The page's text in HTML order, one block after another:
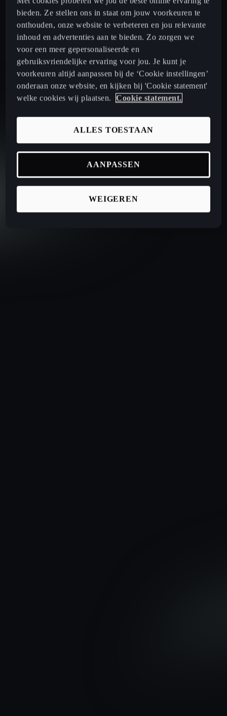
bieden. Ze stellen ons in staat om jouw voorkeuren te
onthouden, onze website te verbeteren en jou relevante
inhoud en advertenties aan te bieden. Zo zorgen we
voor een meer gepersonaliseerde en
gebruiksvriendelijke ervaring voor jou. Je kunt je
voorkeuren altijd aanpassen bij de ‘Cookie instellingen’
onderaan onze website, en kijken bij 'Cookie statement'
welke cookies wij plaatsen.
Cookie statement.
WEIGEREN
ALLES TOESTAAN
AANPASSEN